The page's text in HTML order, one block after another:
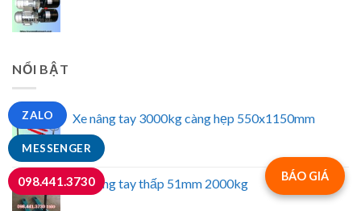
NỔI BẬT
Xe nâng tay 3000kg càng hẹp 550x1150mm
Xe nâng tay thấp 51mm 2000kg BÁO GIÁ
MESSENGER
ZALO
098.441.3730